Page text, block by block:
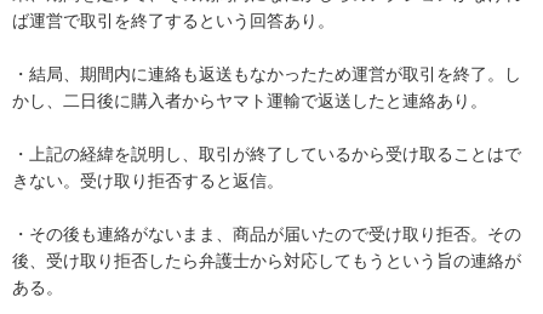
ば運営で取引を終了するという回答あり。
・結局、期間内に連絡も返送もなかったため運営が取引を終了。し
かし、二日後に購入者からヤマト運輸で返送したと連絡あり。
・上記の経緯を説明し、取引が終了しているから受け取ることはで
きない。受け取り拒否すると返信。
・その後も連絡がないまま、商品が届いたので受け取り拒否。その
後、受け取り拒否したら弁護士から対応してもうという旨の連絡が
ある。